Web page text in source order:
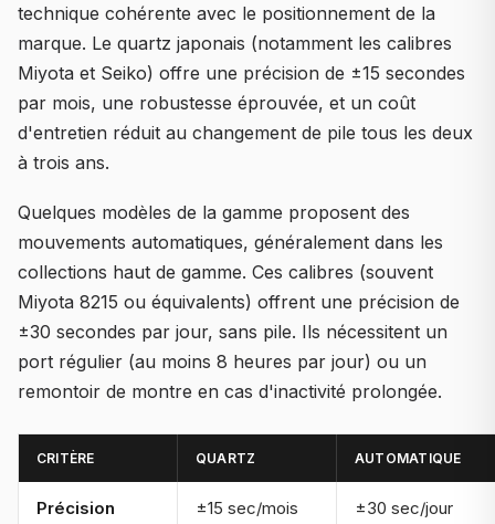
technique cohérente avec le positionnement de la
marque. Le quartz japonais (notamment les calibres
Miyota et Seiko) offre une précision de ±15 secondes
par mois, une robustesse éprouvée, et un coût
d'entretien réduit au changement de pile tous les deux
à trois ans.
Quelques modèles de la gamme proposent des
mouvements automatiques, généralement dans les
collections haut de gamme. Ces calibres (souvent
Miyota 8215 ou équivalents) offrent une précision de
±30 secondes par jour, sans pile. Ils nécessitent un
port régulier (au moins 8 heures par jour) ou un
remontoir de montre en cas d'inactivité prolongée.
CRITÈRE QUARTZ AUTOMATIQUE
Précision ±15 sec/mois ±30 sec/jour